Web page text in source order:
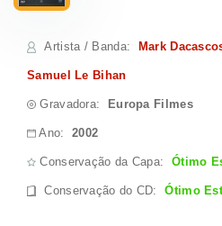
Artista / Banda: Mark
Samuel Le Bihan
Gravadora: Europa Filmes
Ano:2002
Conservação da Capa: Ótimo
Conservação do CD:Ótimo